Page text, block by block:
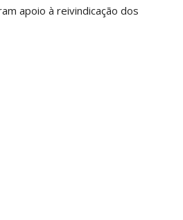
apoio à reivindicação dos